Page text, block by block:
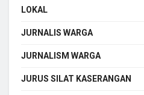
LOKAL
JURNALIS WARGA
JURNALISM WARGA
JURUS SILAT KASERANGAN